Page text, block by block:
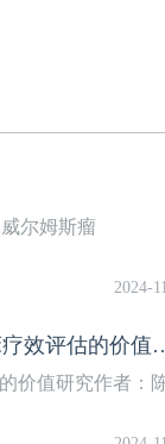
尔姆斯瘤
2024-
乳腺癌晚期患者循环肿瘤细胞表
价值研究作者：